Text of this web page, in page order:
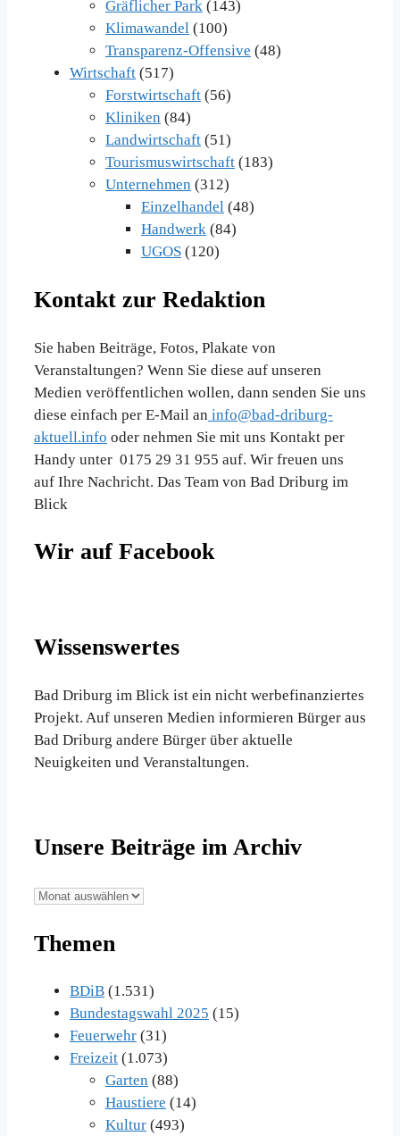
Gräflicher Park (143)
Klimawandel (100)
Transparenz-Offensive (48)
Wirtschaft (517)
Forstwirtschaft (56)
Kliniken (84)
Landwirtschaft (51)
Tourismuswirtschaft (183)
Unternehmen (312)
Einzelhandel (48)
Handwerk (84)
UGOS (120)
Kontakt zur Redaktion
Sie haben Beiträge, Fotos, Plakate von
Veranstaltungen? Wenn Sie diese auf unseren
Medien veröffentlichen wollen, dann senden Sie uns
diese einfach per E-Mail an info@bad-driburg-
aktuell.info oder nehmen Sie mit uns Kontakt per
Handy unter 0175 29 31 955 auf. Wir freuen uns
auf Ihre Nachricht. Das Team von Bad Driburg im
Blick
Wir auf Facebook
Wissenswertes
Bad Driburg im Blick ist ein nicht werbefinanziertes
Projekt. Auf unseren Medien informieren Bürger aus
Bad Driburg andere Bürger über aktuelle
Neuigkeiten und Veranstaltungen.
Unsere Beiträge im Archiv
Unsere
im
Themen
BDiB (1.531)
Bundestagswahl 2025 (15)
Feuerwehr (31)
Freizeit (1.073)
Garten (88)
Haustiere (14)
Kultur (493)